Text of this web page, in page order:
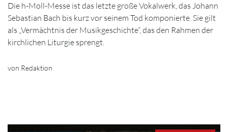
Die h-Moll-Messe ist das letzte große Vokalwerk, das Johann
Sebastian Bach bis kurz vor seinem Tod komponierte. Sie gilt
als „Vermächtnis der Musikgeschichte“, das den Rahmen der
kirchlichen Liturgie sprengt.
von Redaktion